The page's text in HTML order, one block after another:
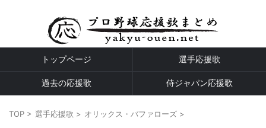
トップページ 選手応援歌
過去の応援歌 侍ジャパン応援歌
TOP > 選手応援歌 > オリックス・バファローズ >